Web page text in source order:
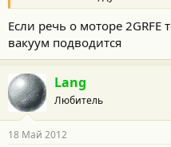
Если речь о моторе
вакуум подводится
Lang
Любитель
18 Май 2012